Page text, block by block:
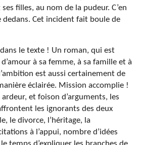
filles, au nom de la pudeur. C’en
Cet incident fait boule de
le texte ! Un roman, qui est
à sa femme, à sa famille et à
est aussi certainement de
éclairée. Mission accomplie !
ardeur, et foison d’arguments, les
les ignorants des deux
le divorce, l’héritage, la
à l’appui, nombre d’idées